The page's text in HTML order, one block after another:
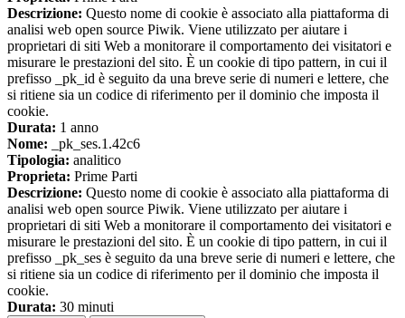
Descrizione: Questo nome di cookie è associato alla piattaforma di
analisi web open source Piwik. Viene utilizzato per aiutare i
proprietari di siti Web a monitorare il comportamento dei visitatori e
misurare le prestazioni del sito. È un cookie di tipo pattern, in cui il
prefisso _pk_id è seguito da una breve serie di numeri e lettere, che
si ritiene sia un codice di riferimento per il dominio che imposta il
cookie.
Durata: 1 anno
Nome: _pk_ses.1.42c6
Tipologia: analitico
Proprieta: Prime Parti
Descrizione: Questo nome di cookie è associato alla piattaforma di
analisi web open source Piwik. Viene utilizzato per aiutare i
proprietari di siti Web a monitorare il comportamento dei visitatori e
misurare le prestazioni del sito. È un cookie di tipo pattern, in cui il
prefisso _pk_ses è seguito da una breve serie di numeri e lettere, che
si ritiene sia un codice di riferimento per il dominio che imposta il
cookie.
Durata: 30 minuti